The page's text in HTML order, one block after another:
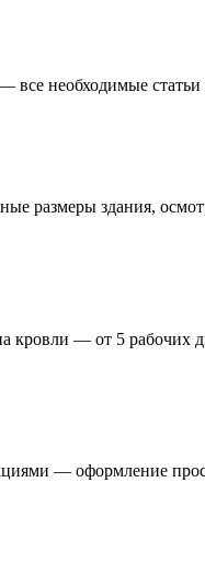
все необходимые
размеры здания,
— от 5 рабочих
— оформление